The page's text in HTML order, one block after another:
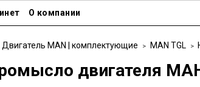
О компании
Двигатель MAN | комплектующие MAN TGL
двигателя